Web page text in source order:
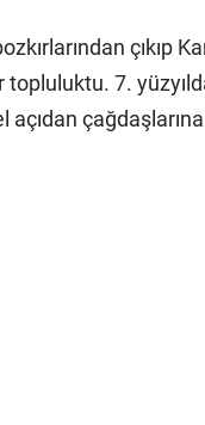
çıkıp
topluluktu. 7.
açıdan